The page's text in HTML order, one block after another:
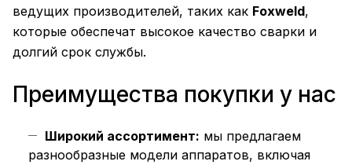
ведущих производителей, таких как Foxweld,
которые обеспечат высокое качество сварки и
долгий срок службы.
Преимущества покупки у нас
Широкий ассортимент: мы предлагаем
разнообразные модели аппаратов, включая